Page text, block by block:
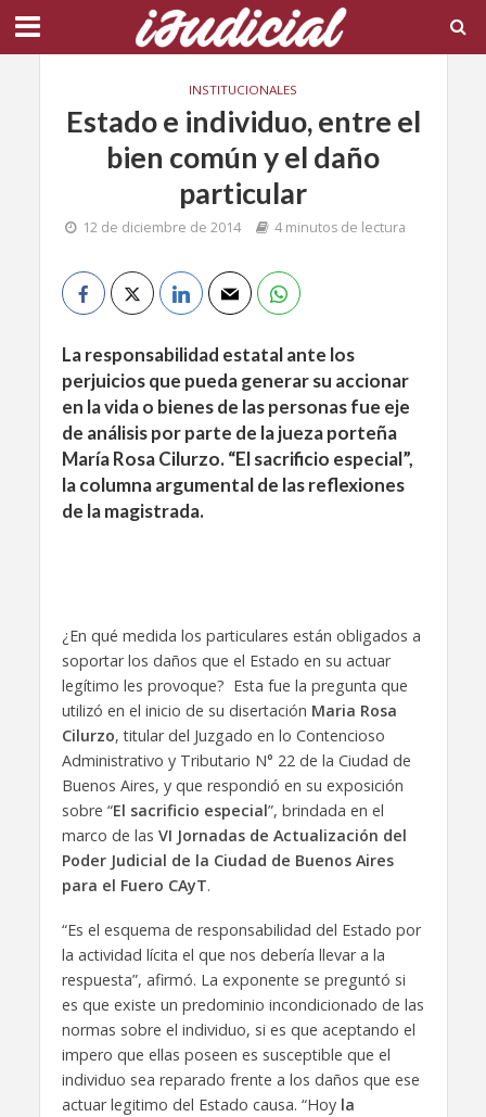
INSTITUCIONALES
Estado e individuo, entre el
bien común y el daño
particular
12 de diciembre de 2014 4 minutos de lectura
La responsabilidad estatal ante los
perjuicios que pueda generar su accionar
en la vida o bienes de las personas fue eje
de análisis por parte de la jueza porteña
María Rosa Cilurzo. “El sacrificio especial”,
la columna argumental de las reflexiones
de la magistrada.
¿En qué medida los particulares están obligados a
soportar los daños que el Estado en su actuar
legítimo les provoque? Esta fue la pregunta que
utilizó en el inicio de su disertación Maria Rosa
Cilurzo, titular del Juzgado en lo Contencioso
Administrativo y Tributario N° 22 de la Ciudad de
Buenos Aires, y que respondió en su exposición
sobre “El sacrificio especial”, brindada en el
marco de las VI Jornadas de Actualización del
Poder Judicial de la Ciudad de Buenos Aires
para el Fuero CAyT.
“Es el esquema de responsabilidad del Estado por
la actividad lícita el que nos debería llevar a la
respuesta”, afirmó. La exponente se preguntó si
es que existe un predominio incondicionado de las
normas sobre el individuo, si es que aceptando el
impero que ellas poseen es susceptible que el
individuo sea reparado frente a los daños que ese
actuar legitimo del Estado causa. “Hoy la